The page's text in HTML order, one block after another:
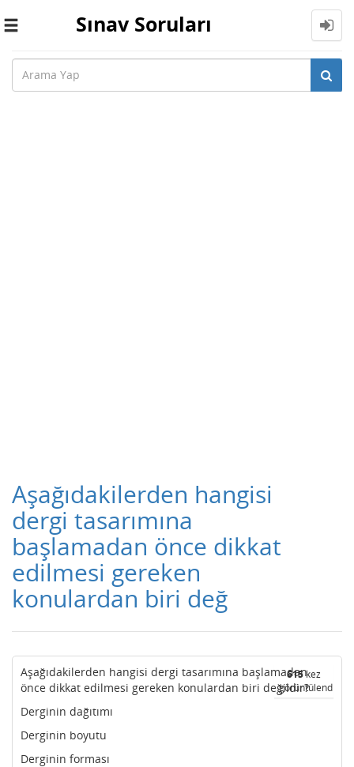
Toggle
Sınav Soruları
Aşağıdakilerden hangisi
dergi tasarımına
başlamadan önce dikkat
edilmesi gereken
konulardan biri değ
615kez
görüntülendi
Aşağıdakilerden hangisi dergi tasarımına başlamadan
önce dikkat edilmesi gereken konulardan biri değildir?
Derginin dağıtımı
Derginin boyutu
Derginin forması